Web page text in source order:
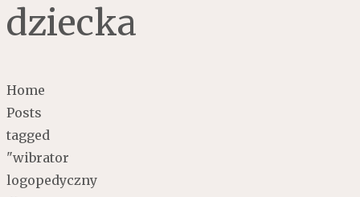
dziecka
Home
Posts
tagged
"wibrator
logopedyczny